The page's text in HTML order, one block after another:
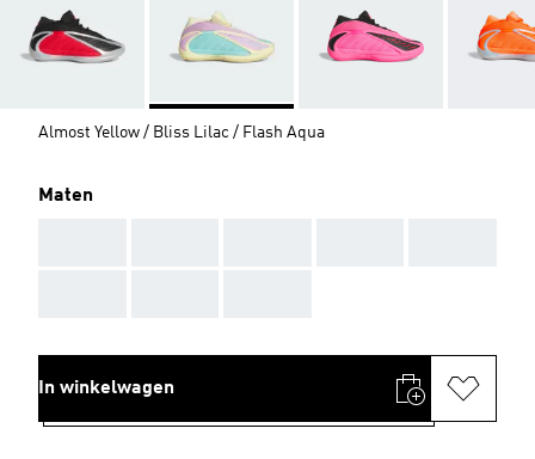
Almost Yellow / Bliss Lilac / Flash Aqua
Maten
In winkelwagen